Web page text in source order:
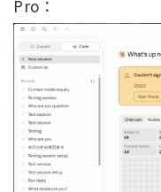
Pro：